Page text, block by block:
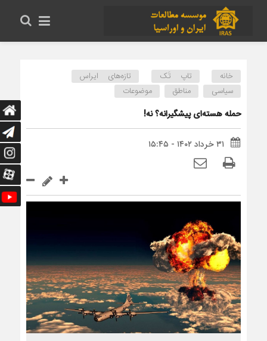
خانه تاپ تَک
تازه‌های ایراس
سیاسی
مناطق موضوعات
حمله هسته‌‌ای پیشگیرانه؟ نه!
۳۱ خرداد ۱۴۰۲ - ۱۵:۴۵